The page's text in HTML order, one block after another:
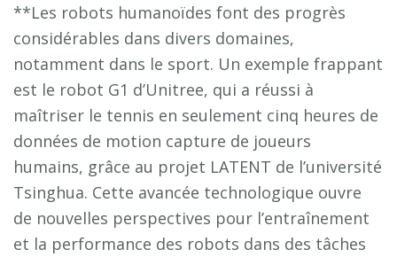
**Les robots humanoïdes font des progrès
considérables dans divers domaines,
notamment dans le sport. Un exemple frappant
est le robot G1 d’Unitree, qui a réussi à
maîtriser le tennis en seulement cinq heures de
données de motion capture de joueurs
humains, grâce au projet LATENT de l’université
Tsinghua. Cette avancée technologique ouvre
de nouvelles perspectives pour l’entraînement
et la performance des robots dans des tâches